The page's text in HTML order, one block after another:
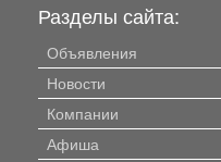
Разделы сайта:
Объявления
Новости
Компании
Афиша